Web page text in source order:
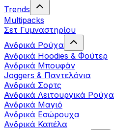
Trends
Multipacks
Σετ Γυμναστηρίου
Ανδρικά Ρούχα
Ανδρικά Hoodies & Φούτερ
Ανδρικά Μπουφάν
Joggers & Παντελόνια
Ανδρικά Σορτς
Ανδρικά Λειτουργικά Ρούχα
Ανδρικά Μαγιό
Ανδρικά Εσώρουχα
Ανδρικά Καπέλα